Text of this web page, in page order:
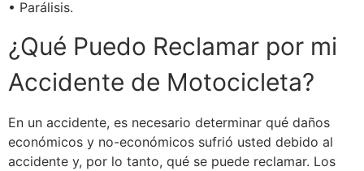
• Parálisis.
¿Qué Puedo Reclamar por mi
Accidente de Motocicleta?
En un accidente, es necesario determinar qué daños
económicos y no-económicos sufrió usted debido al
accidente y, por lo tanto, qué se puede reclamar. Los